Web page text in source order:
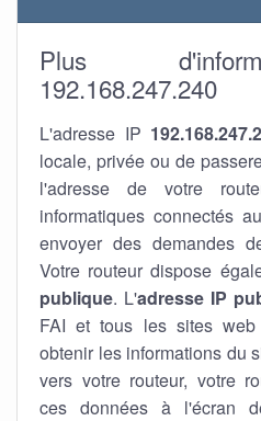
Plus
192.168.247.240
L'adresse IP
locale, privée ou de
l'adresse de votre
informatiques connectés
envoyer des demandes
Votre routeur dispose
publique. L'adresse IP
FAI et tous les sites
obtenir les informations du
vers votre routeur, votre
ces données à l'écran